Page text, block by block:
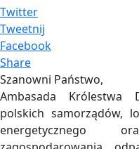
Twitter
Tweetnij
Facebook
Share
Szanowni Państwo,
Ambasada Królestwa
polskich samorządów,
energetycznego